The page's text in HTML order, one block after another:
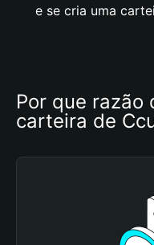
e se cria uma
Por que razão
carteira de